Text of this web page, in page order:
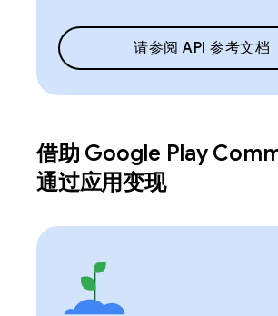
请参阅 API 参考文档
借助 Google Play
通过应用变现